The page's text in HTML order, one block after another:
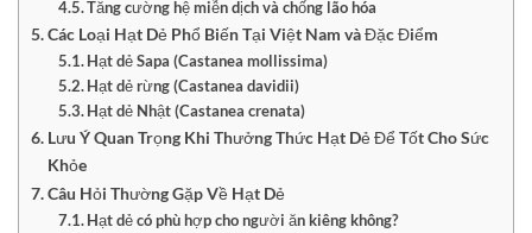
Tăng cường hệ miễn dịch và chống lão hóa
Các Loại Hạt Dẻ Phổ Biến Tại Việt Nam và Đặc Điểm
Hạt dẻ Sapa (Castanea mollissima)
Hạt dẻ rừng (Castanea davidii)
Hạt dẻ Nhật (Castanea crenata)
Lưu Ý Quan Trọng Khi Thưởng Thức Hạt Dẻ Để Tốt Cho Sức
Khỏe
Câu Hỏi Thường Gặp Về Hạt Dẻ
Hạt dẻ có phù hợp cho người ăn kiêng không?